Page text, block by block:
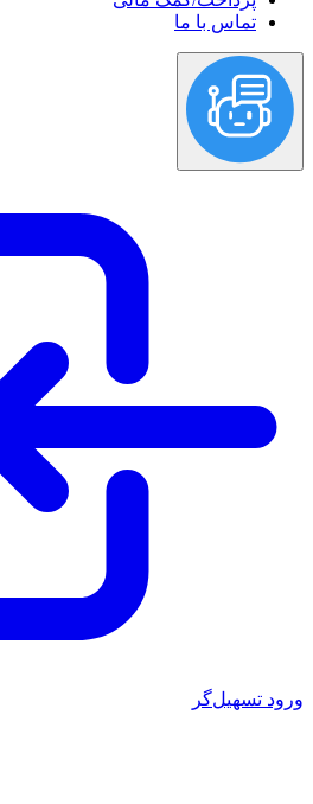
تماس با ما
ورود تسهیل‌گر